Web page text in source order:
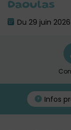
Daoulas
Du 29 juin
Infos